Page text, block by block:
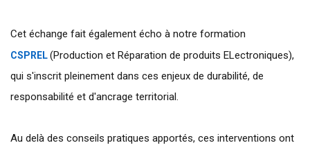
Cet échange fait également écho à notre formation
hashtag
CSPREL(Production et Réparation de produits ELectroniques),
qui s'inscrit pleinement dans ces enjeux de durabilité, de
responsabilité et d'ancrage territorial.
Au delà des conseils pratiques apportés, ces interventions ont